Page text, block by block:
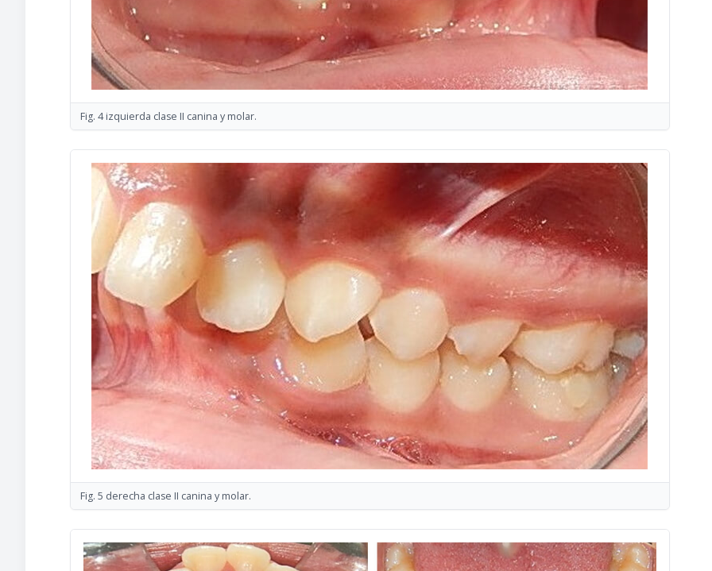
Fig. 4 izquierda clase II canina y molar.
Fig. 5 derecha clase II canina y molar.